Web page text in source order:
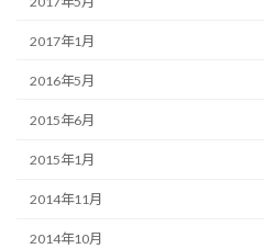
2017年1月
2016年5月
2015年6月
2015年1月
2014年11月
2014年10月